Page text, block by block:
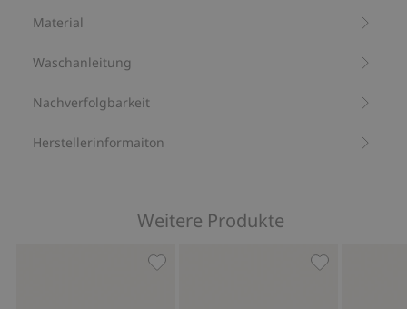
Bio-Baumwolle
Material
Waschanleitung
Nachverfolgbarkeit
Herstellerinformaiton
Weitere Produkte